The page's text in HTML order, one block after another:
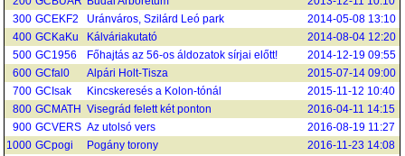
300 GCEKF2 Uránváros, Szilárd Leó park
2014-05-08 13:10
400 GCKaKu Kálváriakutató
2014-08-04 12:20
500 GC1956 Főhajtás az 56-os áldozatok sírjai előtt!
2014-12-19 09:55
600 GCfal0 Alpári Holt-Tisza
2015-07-14 09:00
700 GCIsak Kincskeresés a Kolon-tónál
2015-11-12 10:40
800 GCMATH Visegrád felett két ponton
2016-04-11 14:15
900 GCVERS Az utolsó vers
2016-08-19 11:27
1000 GCpogi Pogány torony
2016-11-23 14:08